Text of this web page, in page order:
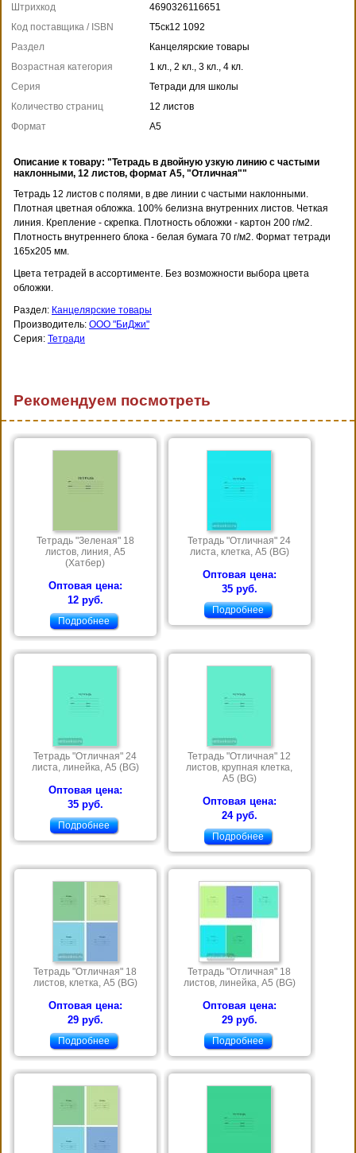
Штрихкод
4690326116651
Код поставщика / ISBN
Т5ск12 1092
Раздел
Канцелярские товары
Возрастная категория
1 кл., 2 кл., 3 кл., 4 кл.
Серия
Тетради для школы
Количество страниц
12 листов
Формат
А5
Описание к товару: "Тетрадь в двойную узкую линию с частыми
наклонными, 12 листов, формат А5, "Отличная""
Тетрадь 12 листов с полями, в две линии с частыми наклонными.
Плотная цветная обложка. 100% белизна внутренних листов. Четкая
линия. Крепление - скрепка. Плотность обложки - картон 200 г/м2.
Плотность внутреннего блока - белая бумага 70 г/м2. Формат тетради
165х205 мм.
Цвета тетрадей в ассортименте. Без возможности выбора цвета
обложки.
Раздел: Канцелярские товары
Производитель: ООО "БиДжи"
Серия: Тетради
Рекомендуем посмотреть
Тетрадь "Зеленая" 18
листов, линия, А5
(Хатбер)
Оптовая цена:
12 руб.
Подробнее
Тетрадь "Отличная" 24
листа, клетка, А5 (BG)
Оптовая цена:
35 руб.
Подробнее
Тетрадь "Отличная" 24
листа, линейка, А5 (BG)
Оптовая цена:
35 руб.
Подробнее
Тетрадь "Отличная" 12
листов, крупная клетка,
А5 (BG)
Оптовая цена:
24 руб.
Подробнее
Тетрадь "Отличная" 18
листов, клетка, А5 (BG)
Оптовая цена:
29 руб.
Подробнее
Тетрадь "Отличная" 18
листов, линейка, А5 (BG)
Оптовая цена:
29 руб.
Подробнее